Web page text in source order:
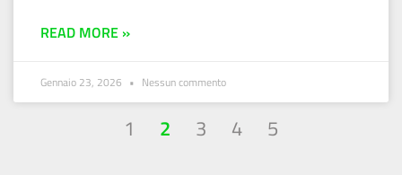
READ MORE »
Gennaio 23, 2026 Nessun commento
1 2 3 4 5